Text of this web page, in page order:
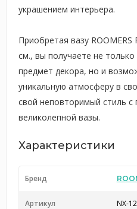
украшением интерьера.
Приобретая вазу ROOMERS
см., вы получаете не
предмет декора, но и
уникальную атмосферу в
свой неповторимый стиль
великолепной вазы.
Характеристики
Бренд
Артикул NX-